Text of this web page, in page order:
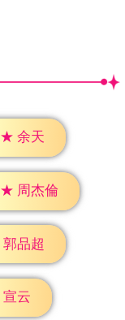
★ 余天
★ 周杰倫
郭品超
宣云